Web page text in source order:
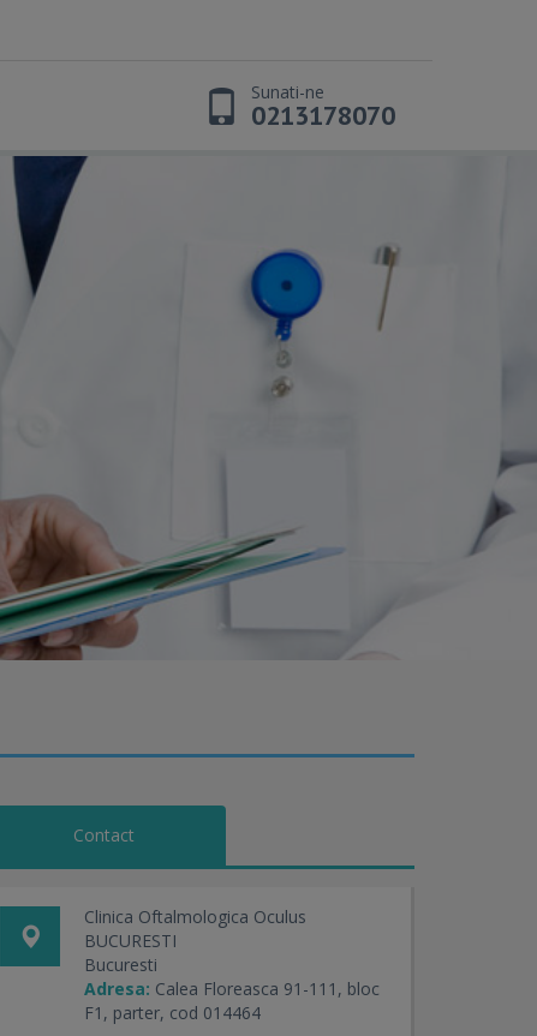
Sunati-ne
0213178070
Contact
Clinica Oftalmologica Oculus
BUCURESTI
Bucuresti
Adresa: Calea Floreasca 91-111, bloc
F1, parter, cod 014464